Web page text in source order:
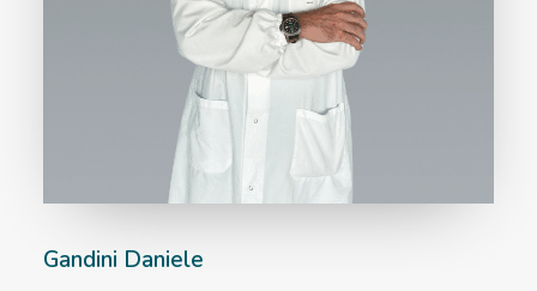
Gandini Daniele